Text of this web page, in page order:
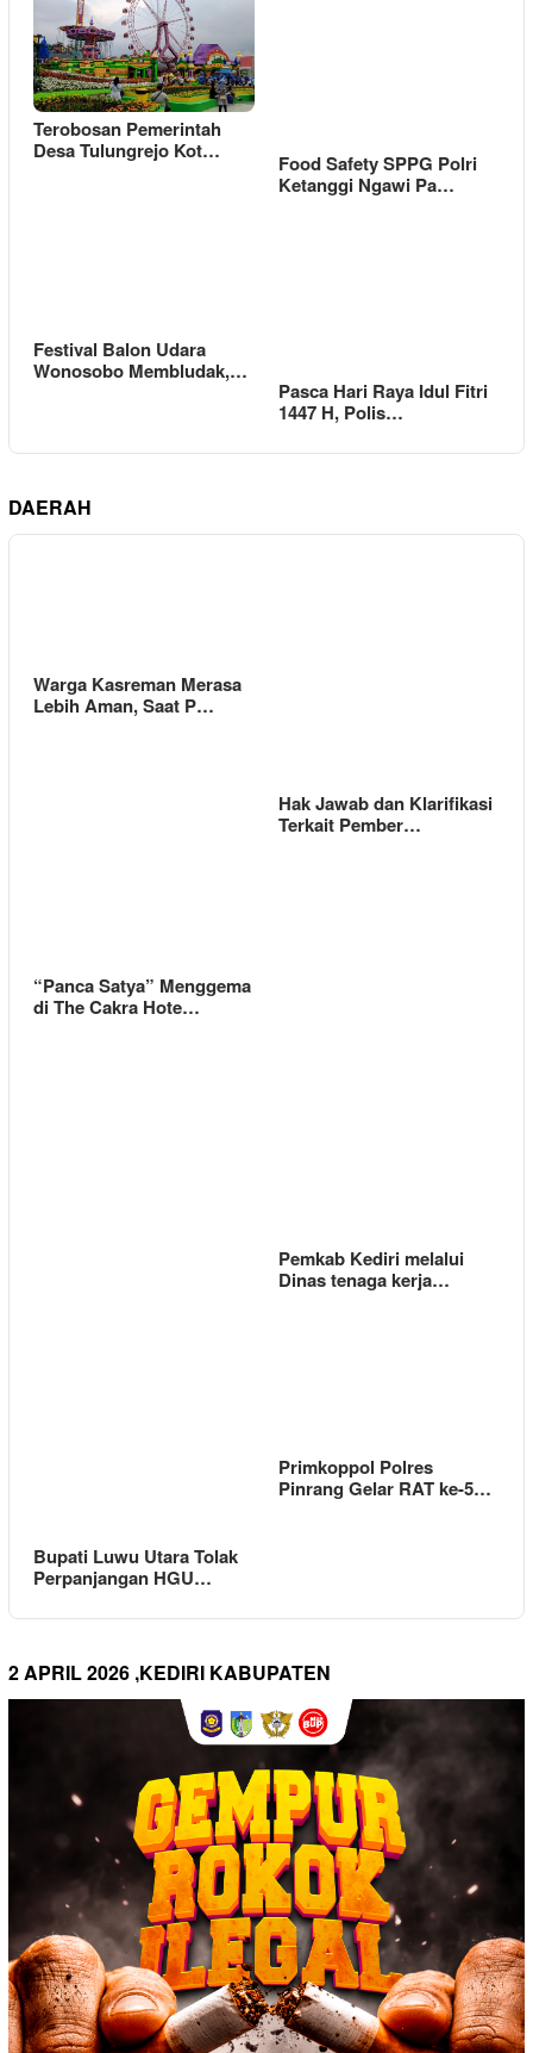
Terobosan Pemerintah
Desa Tulungrejo Kot…
Food Safety SPPG Polri
Ketanggi Ngawi Pa…
Festival Balon Udara
Wonosobo Membludak,…
Pasca Hari Raya Idul Fitri
1447 H, Polis…
DAERAH
Warga Kasreman Merasa
Lebih Aman, Saat P…
Hak Jawab dan Klarifikasi
Terkait Pember…
“Panca Satya” Menggema
di The Cakra Hote…
Pemkab Kediri melalui
Dinas tenaga kerja…
Bupati Luwu Utara Tolak
Perpanjangan HGU…
Primkoppol Polres
Pinrang Gelar RAT ke-5…
2 APRIL 2026 ,KEDIRI KABUPATEN